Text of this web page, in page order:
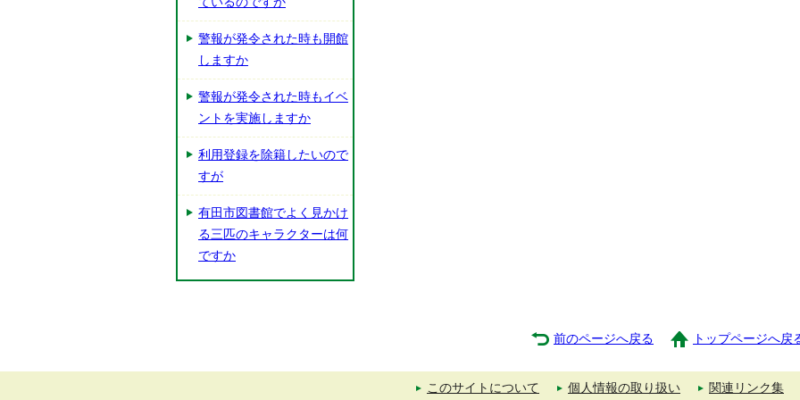
警報が発令された時も開館
しますか
警報が発令された時もイベ
ントを実施しますか
利用登録を除籍したいので
すが
有田市図書館でよく見かけ
る三匹のキャラクターは何
ですか
前のページへ戻る トップページへ戻
このサイトについて 個人情報の取り扱い 関連リンク集